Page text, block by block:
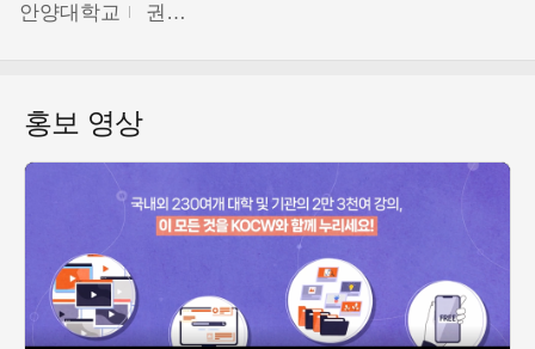
안양대학교 권원현
홍보 영상